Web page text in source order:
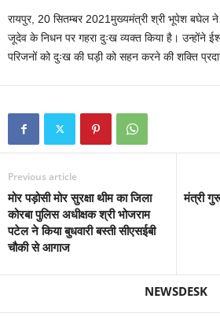
रायपुर, 20 सितम्बर 2021मुख्यमंत्री श्री भूपेश बघेल ने
जूदेव के निधन पर गहरा दुःख व्यक्त किया है। उन्होंने
परिजनों को दुःख की घड़ी को सहन करने की शक्ति
Previous article
मोर पड़ोसी मोर सुरक्षा थीम का जिला
कोरबा पुलिस अधीक्षक श्री भोजराम
पटेल ने किया बुधवारी बस्ती सीएसईबी
चौकी से आगाज
मंत्री
NEWSDESK